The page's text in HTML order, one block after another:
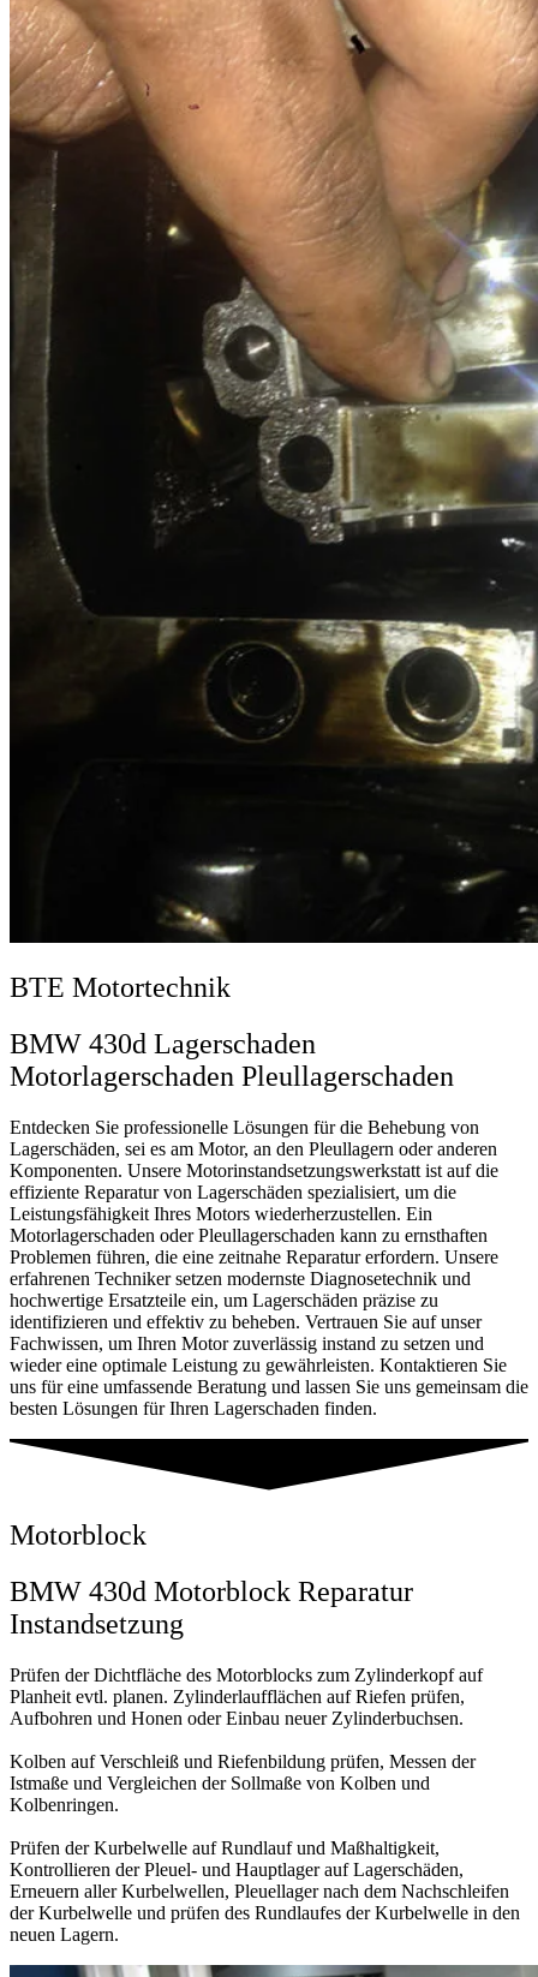
BTE Motortechnik
BMW 430d Lagerschaden
Motorlagerschaden Pleullagerschaden
Entdecken Sie professionelle Lösungen für die Behebung von
Lagerschäden, sei es am Motor, an den Pleullagern oder anderen
Komponenten. Unsere Motorinstandsetzungswerkstatt ist auf die
effiziente Reparatur von Lagerschäden spezialisiert, um die
Leistungsfähigkeit Ihres Motors wiederherzustellen. Ein
Motorlagerschaden oder Pleullagerschaden kann zu ernsthaften
Problemen führen, die eine zeitnahe Reparatur erfordern. Unsere
erfahrenen Techniker setzen modernste Diagnosetechnik und
hochwertige Ersatzteile ein, um Lagerschäden präzise zu
identifizieren und effektiv zu beheben. Vertrauen Sie auf unser
Fachwissen, um Ihren Motor zuverlässig instand zu setzen und
wieder eine optimale Leistung zu gewährleisten. Kontaktieren Sie
uns für eine umfassende Beratung und lassen Sie uns gemeinsam die
besten Lösungen für Ihren Lagerschaden finden.
Motorblock
BMW 430d Motorblock Reparatur
Instandsetzung
Prüfen der Dichtfläche des Motorblocks zum Zylinderkopf auf
Planheit evtl. planen. Zylinderlaufflächen auf Riefen prüfen,
Aufbohren und Honen oder Einbau neuer Zylinderbuchsen.
Kolben auf Verschleiß und Riefenbildung prüfen, Messen der
Istmaße und Vergleichen der Sollmaße von Kolben und
Kolbenringen.
Prüfen der Kurbelwelle auf Rundlauf und Maßhaltigkeit,
Kontrollieren der Pleuel- und Hauptlager auf Lagerschäden,
Erneuern aller Kurbelwellen, Pleuellager nach dem Nachschleifen
der Kurbelwelle und prüfen des Rundlaufes der Kurbelwelle in den
neuen Lagern.